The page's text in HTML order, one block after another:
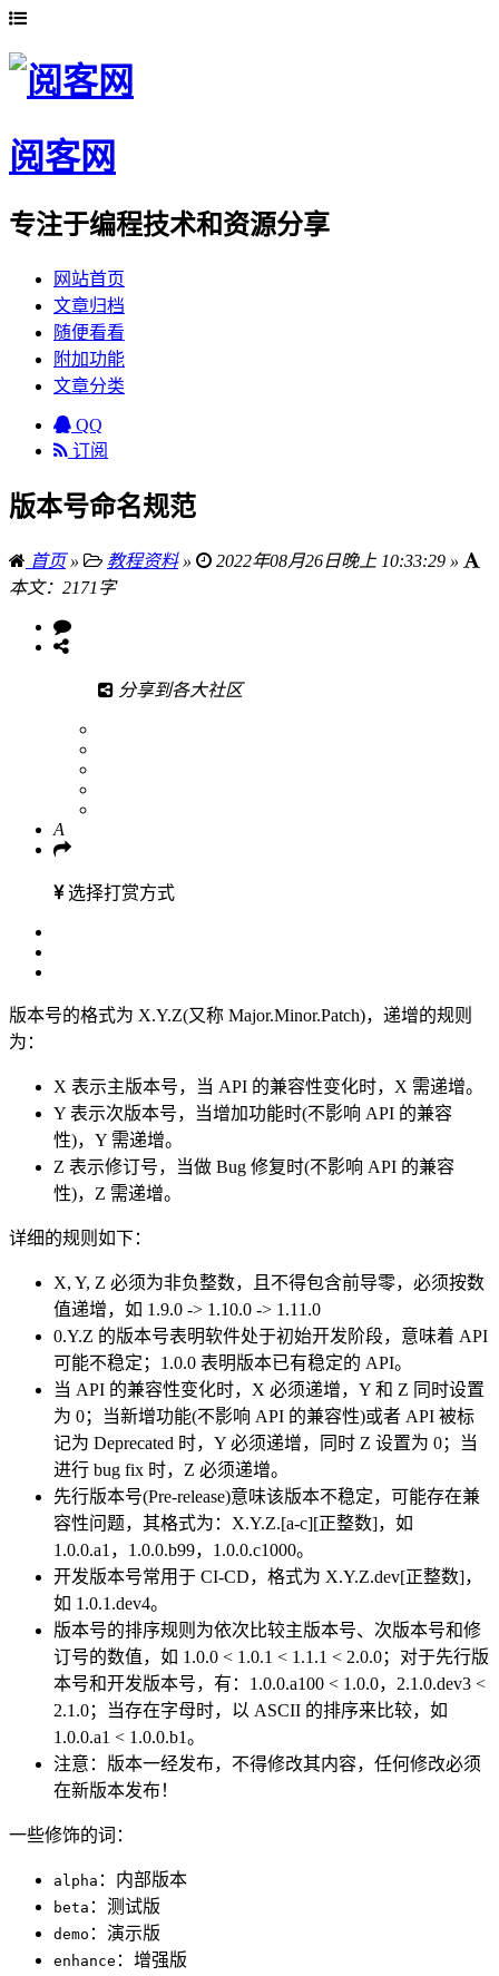
阅客网
专注于编程技术和资源分享
网站首页
文章归档
随便看看
附加功能
文章分类
QQ
订阅
版本号命名规范
首页» 教程资料»
2022年08月26日晚上 10:33:29 »
本文：2171字
分享到各大社区
A
选择打赏方式
版本号的格式为 X.Y.Z(又称 Major.Minor.Patch)，递增的规则
为：
X 表示主版本号，当 API 的兼容性变化时，X 需递增。
Y 表示次版本号，当增加功能时(不影响 API 的兼容
性)，Y 需递增。
Z 表示修订号，当做 Bug 修复时(不影响 API 的兼容
性)，Z 需递增。
详细的规则如下：
X, Y, Z 必须为非负整数，且不得包含前导零，必须按数
值递增，如 1.9.0 -> 1.10.0 -> 1.11.0
0.Y.Z 的版本号表明软件处于初始开发阶段，意味着 API
可能不稳定；1.0.0 表明版本已有稳定的 API。
当 API 的兼容性变化时，X 必须递增，Y 和 Z 同时设置
为 0；当新增功能(不影响 API 的兼容性)或者 API 被标
记为 Deprecated 时，Y 必须递增，同时 Z 设置为 0；当
进行 bug fix 时，Z 必须递增。
先行版本号(Pre-release)意味该版本不稳定，可能存在兼
容性问题，其格式为：X.Y.Z.[a-c][正整数]，如
1.0.0.a1，1.0.0.b99，1.0.0.c1000。
开发版本号常用于 CI-CD，格式为 X.Y.Z.dev[正整数]，
如 1.0.1.dev4。
版本号的排序规则为依次比较主版本号、次版本号和修
订号的数值，如 1.0.0 < 1.0.1 < 1.1.1 < 2.0.0；对于先行版
本号和开发版本号，有：1.0.0.a100 < 1.0.0，2.1.0.dev3 <
2.1.0；当存在字母时，以 ASCII 的排序来比较，如
1.0.0.a1 < 1.0.0.b1。
注意：版本一经发布，不得修改其内容，任何修改必须
在新版本发布！
一些修饰的词：
alpha ：内部版本
beta ：测试版
demo ：演示版
enhance ：增强版